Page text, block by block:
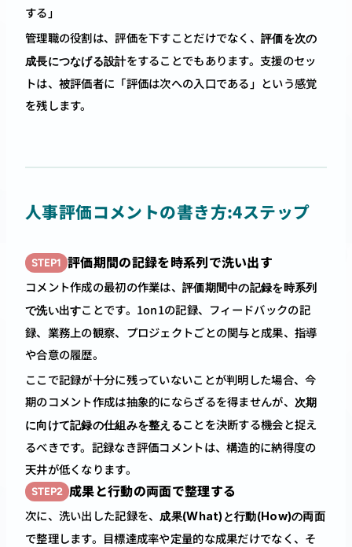
する」
管理職の役割は、評価を下すことだけでなく、評価を次の
成長につなげる設計をすることでもあります。支援のセッ
トは、被評価者に「評価は次への入口である」という感覚
を残します。
人事評価コメントの書き方:4ステップ
STEP1 評価期間の記録を時系列で洗い出す
コメント作成の最初の作業は、評価期間中の記録を時系列
で洗い出すことです。1on1の記録、フィードバックの記
録、業務上の観察、プロジェクトごとの関与と成果、指導
や合意の履歴。
ここで記録が十分に残っていないことが判明した場合、今
期のコメント作成は抽象的にならざるを得ませんが、 次期
に向けて記録の仕組みを整えることを決断する機会と捉え
るべきです。記録なき評価コメントは、構造的に納得度の
天井が低くなります。
STEP2 成果と行動の両面で整理する
次に、洗い出した記録を、 成果(What)と行動(How)の両面
で整理します。目標達成率や定量的な成果だけでなく、そ